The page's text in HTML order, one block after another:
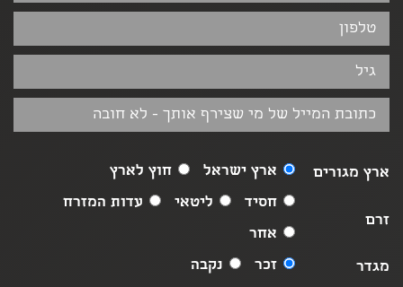
ארץ מגורים ארץ ישראל חוץ לארץ
זרם
חסיד ליטאי
עדות המזרח
אחר
מגדר
זכר נקבה